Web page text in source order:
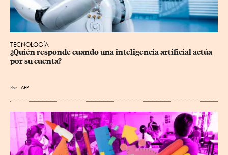
TECNOLOGÍA
¿Quién responde cuando una inteligencia artificial actúa
por su cuenta?
Por AFP